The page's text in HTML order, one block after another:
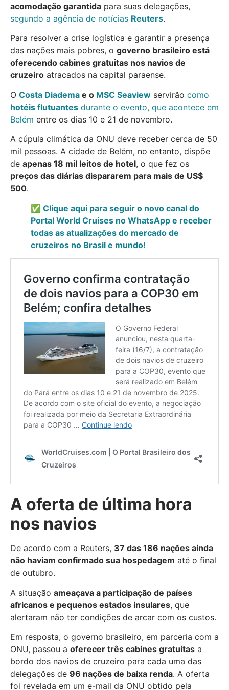
acomodação garantida para suas delegações,
segundo a agência de notícias Reuters.
Para resolver a crise logística e garantir a presença
das nações mais pobres, o governo brasileiro está
oferecendo cabines gratuitas nos navios de
cruzeiro atracados na capital paraense.
O Costa Diadema e o MSC Seaview servirão como
hotéis flutuantes durante o evento, que acontece em
Belém entre os dias 10 e 21 de novembro.
A cúpula climática da ONU deve receber cerca de 50
mil pessoas. A cidade de Belém, no entanto, dispõe
de apenas 18 mil leitos de hotel, o que fez os
preços das diárias dispararem para mais de US$
500.
✅ Clique aqui para seguir o novo canal do
Portal World Cruises no WhatsApp e receber
todas as atualizações do mercado de
cruzeiros no Brasil e mundo!
A oferta de última hora
nos navios
De acordo com a Reuters, 37 das 186 nações ainda
não haviam confirmado sua hospedagem até o final
de outubro.
A situação ameaçava a participação de países
africanos e pequenos estados insulares, que
alertaram não ter condições de arcar com os custos.
Em resposta, o governo brasileiro, em parceria com a
ONU, passou a oferecer três cabines gratuitas a
bordo dos navios de cruzeiro para cada uma das
delegações de 96 nações de baixa renda. A oferta
foi revelada em um e-mail da ONU obtido pela